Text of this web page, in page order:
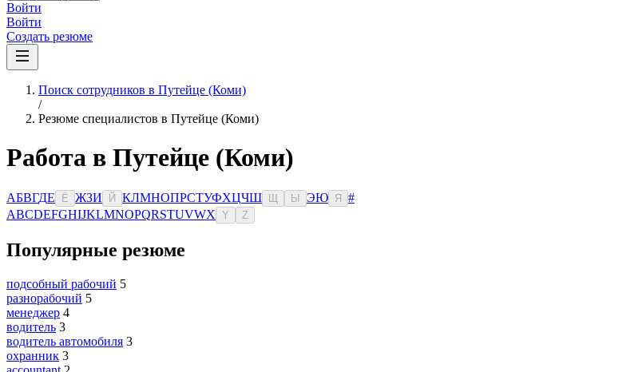
Войти
Войти
Создать резюме
Поиск сотрудников в Путейце (Коми)
/
Резюме специалистов в Путейце (Коми)
Работа в Путейце (Коми)
АБВГДЕ Ё ЖЗИ Й КЛМНОПРСТУФХЦЧШ Ы ЭЮ Я
#
ABCDEFGHIJKLMNOPQRSTUVWX Y Z
Популярные резюме
подсобный рабочий 5
разнорабочий 5
менеджер 4
водитель 3
водитель автомобиля 3
охранник 3